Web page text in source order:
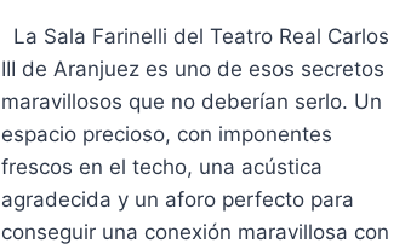
La Sala Farinelli del Teatro Real Carlos
III de Aranjuez es uno de esos secretos
maravillosos que no deberían serlo. Un
espacio precioso, con imponentes
frescos en el techo, una acústica
agradecida y un aforo perfecto para
conseguir una conexión maravillosa con